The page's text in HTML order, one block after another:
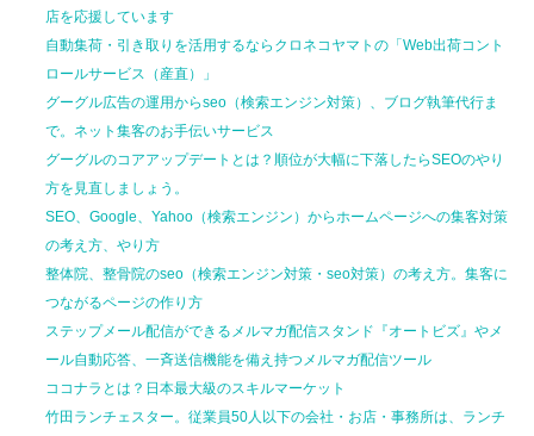
店を応援しています
自動集荷・引き取りを活用するならクロネコヤマトの「Web出荷コント
ロールサービス（産直）」
グーグル広告の運用からseo（検索エンジン対策）、ブログ執筆代行ま
で。ネット集客のお手伝いサービス
グーグルのコアアップデートとは？順位が大幅に下落したらSEOのやり
方を見直しましょう。
SEO、Google、Yahoo（検索エンジン）からホームページへの集客対策
の考え方、やり方
整体院、整骨院のseo（検索エンジン対策・seo対策）の考え方。集客に
つながるページの作り方
ステップメール配信ができるメルマガ配信スタンド『オートビズ』やメ
ール自動応答、一斉送信機能を備え持つメルマガ配信ツール
ココナラとは？日本最大級のスキルマーケット
竹田ランチェスター。従業員50人以下の会社・お店・事務所は、ランチ